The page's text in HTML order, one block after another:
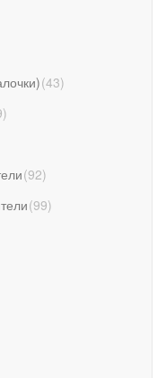
(43)
)
(92)
(99)